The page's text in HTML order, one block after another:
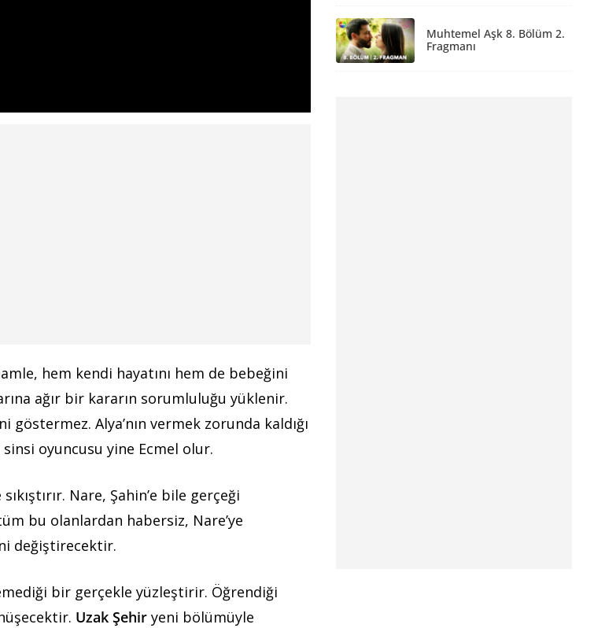
hem kendi hayatını hem de bebeğini
ağır bir kararın sorumluluğu yüklenir.
göstermez. Alya’nın vermek zorunda kaldığı
oyuncusu yine Ecmel olur.
Nare, Şahin’e bile gerçeği
tüm bu olanlardan habersiz, Nare’ye
değiştirecektir.
bir gerçekle yüzleştirir. Öğrendiği
Uzak Şehir yeni bölümüyle
Muhtemel Aşk 8. Bölüm 2.
Fragmanı